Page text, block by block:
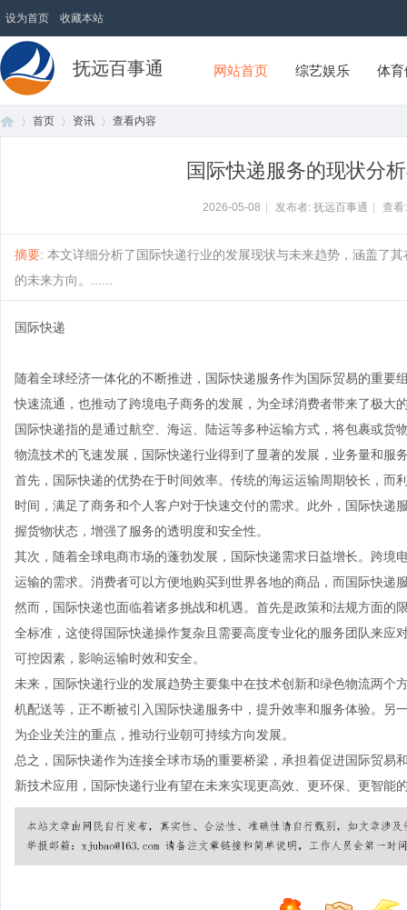
设为首页 收藏本站
抚远百事通 网站首页 综艺娱乐 体
首页 资讯 查看内容
国际快递服务的现状分
2026-05-08 发布者: 抚远百事通 查
摘要: 本文详细分析了国际快递行业的发展现状与未来趋势，涵盖了
的未来方向。......
国际快递
随着全球经济一体化的不断推进，国际快递服务作为国际贸易的重
快速流通，也推动了跨境电子商务的发展，为全球消费者带来了极大
国际快递指的是通过航空、海运、陆运等多种运输方式，将包裹或
物流技术的飞速发展，国际快递行业得到了显著的发展，业务量和服
首先，国际快递的优势在于时间效率。传统的海运运输周期较长，而
时间，满足了商务和个人客户对于快速交付的需求。此外，国际快
握货物状态，增强了服务的透明度和安全性。
其次，随着全球电商市场的蓬勃发展，国际快递需求日益增长。跨
运输的需求。消费者可以方便地购买到世界各地的商品，而国际快递
然而，国际快递也面临着诸多挑战和机遇。首先是政策和法规方面的
全标准，这使得国际快递操作复杂且需要高度专业化的服务团队来应
可控因素，影响运输时效和安全。
未来，国际快递行业的发展趋势主要集中在技术创新和绿色物流两个
机配送等，正不断被引入国际快递服务中，提升效率和服务体验。另
为企业关注的重点，推动行业朝可持续方向发展。
总之，国际快递作为连接全球市场的重要桥梁，承担着促进国际贸
新技术应用，国际快递行业有望在未来实现更高效、更环保、更智能